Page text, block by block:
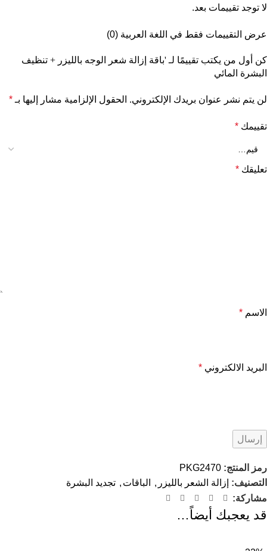
لا توجد تقييمات بعد.
عرض التقييمات فقط في اللغة العربية (0)
كن أول من يكتب تقييمًا لـ 'باقة إزالة شعر الوجه بالليزر + تنظيف
البشرة المائي
لن يتم نشر عنوان بريدك الإلكتروني. الحقول الإلزامية مشار إليها بـ*
تقييمك *
تعليقك *
الاسم *
البريد الالكتروني *
رمز المنتج: PKG2470
التصنيف: إزالة الشعر بالليزر , الباقات , تجديد البشرة
مشاركة:
قد يعجبك أيضاً…